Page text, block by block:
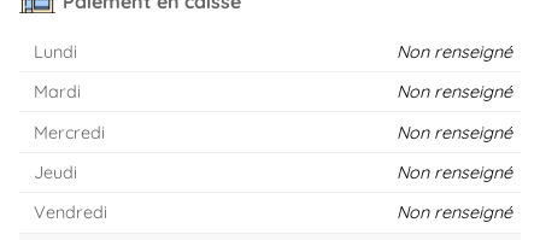
Lundi
Non renseigné
Mardi
Non renseigné
Mercredi
Non renseigné
Jeudi
Non renseigné
Vendredi
Non renseigné